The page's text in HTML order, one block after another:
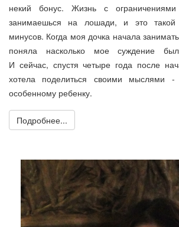
некий бонус. Жизнь с
занимаешься на лошади, и это
минусов. Когда моя дочка начала
поняла насколько мое суждение
И сейчас, спустя четыре года после
хотела поделиться своими мыслями
особенному ребенку.
Подробнее...